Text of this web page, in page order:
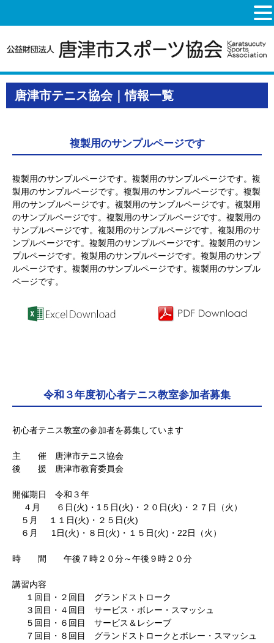
唐津市テニス協会｜情報一覧
複製用のサンプルページです
複製用のサンプルページです。複製用のサンプルページです。複
製用のサンプルページです。複製用のサンプルページです。複製
用のサンプルページです。複製用のサンプルページです。複製用
のサンプルページです。複製用のサンプルページです。複製用の
サンプルページです。複製用のサンプルページです。複製用のサ
ンプルページです。複製用のサンプルページです。複製用のサン
プルページです。複製用のサンプルページです。複製用のサンプ
ルページです。複製用のサンプルページです。複製用のサンプル
ページです。
令和３年度初心者テニス教室参加者募集
初心者テニス教室の参加者を募集しています
主 催 唐津市テニス協会
後 援 唐津市教育委員会
開催期日 令和３年
４月 ６日(火)・1５日(火)・２０日(火)・２７日（火）
５月 １１日(火)・２５日(火)
６月 1日(火)・８日(火)・１５日(火)・22日（火）
時 間 午後７時２０分～午後９時２０分
講習内容
１回目・２回目 グランドストローク
３回目・４回目 サービス・ボレー・スマッシュ
５回目・６回目 サービス＆レシーブ
７回目・８回目 グランドストロークとボレー・スマッシュ